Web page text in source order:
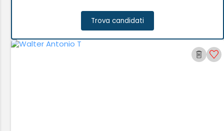
Trova candidati